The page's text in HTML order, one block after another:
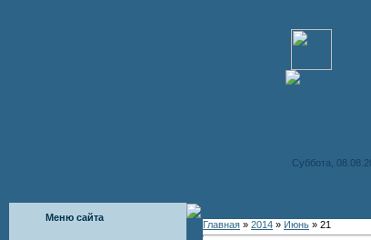
Суббота,
Меню сайта
Главная » 2014 » Июнь » 21